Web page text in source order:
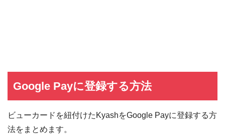
Google Payに登録する方法
ビューカードを紐付けたKyashをGoogle Payに登録する方
法をまとめます。